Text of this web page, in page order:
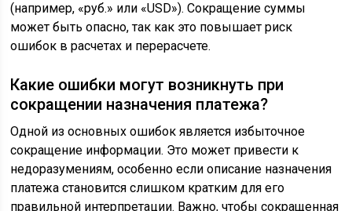
(например, «руб.» или «USD»). Сокращение суммы
может быть опасно, так как это повышает риск
ошибок в расчетах и перерасчете.
Какие ошибки могут возникнуть при
сокращении назначения платежа?
Одной из основных ошибок является избыточное
сокращение информации. Это может привести к
недоразумениям, особенно если описание назначения
платежа становится слишком кратким для его
правильной интерпретации. Важно, чтобы сокращенная